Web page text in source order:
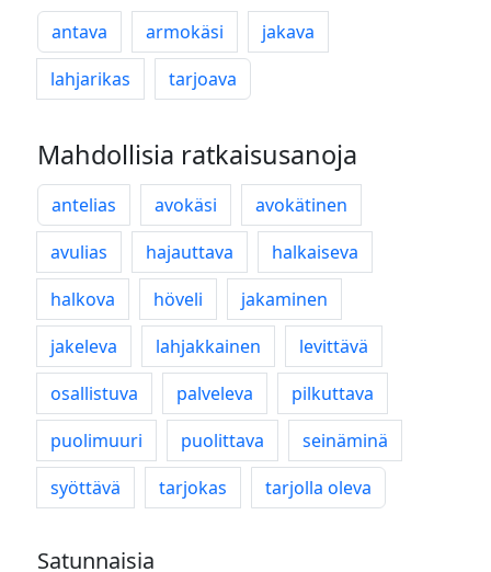
antava armokäsi
jakava
lahjarikas
tarjoava
Mahdollisia ratkaisusanoja
antelias avokäsi
avokätinen
avulias
hajauttava
halkaiseva
halkova
höveli
jakaminen
jakeleva
lahjakkainen
levittävä
osallistuva
palveleva
pilkuttava
puolimuuri
puolittava
seinäminä
syöttävä
tarjokas tarjolla oleva
Satunnaisia